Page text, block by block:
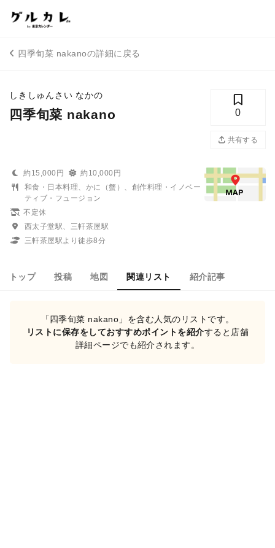
四季旬菜 nakanoの詳細に戻る
しきしゅんさい なかの
四季旬菜 nakano 0
共有する
約15,000円
約10,000円
和食・日本料理、かに（蟹）、創作料理・イノベー
ティブ・フュージョン
不定休
西太子堂駅、三軒茶屋駅
三軒茶屋駅より徒歩8分
トップ 投稿 地図 関連リスト 紹介記事
「四季旬菜 nakano」を含む人気のリストです。
リストに保存をしておすすめポイントを紹介すると店舗
詳細ページでも紹介されます。